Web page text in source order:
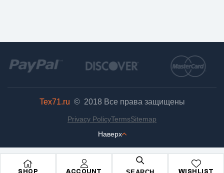
SHOP ACCOUNT WISHLIST
Tex71.ru © 2018 Все права защищены
Наверх
Privacy PolicyTermsSitemap